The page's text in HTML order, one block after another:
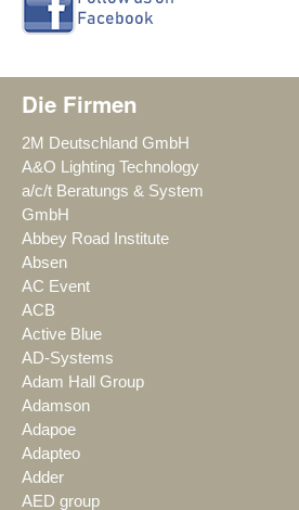
Die Firmen
2M Deutschland GmbH
A&O Lighting Technology
a/c/t Beratungs & System
GmbH
Abbey Road Institute
Absen
AC Event
ACB
Active Blue
AD-Systems
Adam Hall Group
Adamson
Adapoe
Adapteo
Adder
AED group